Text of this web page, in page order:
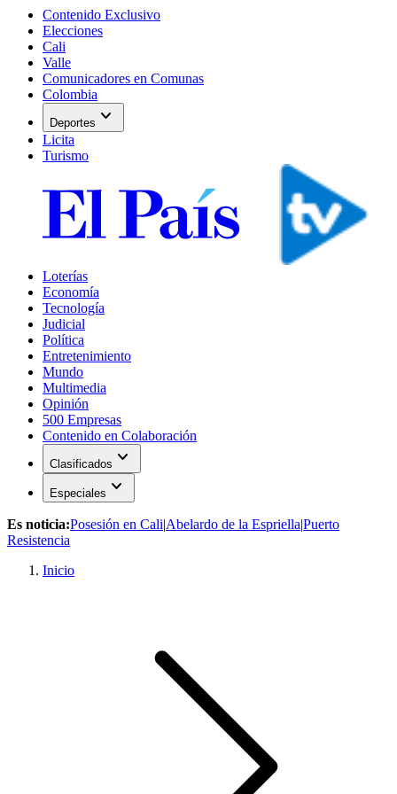
Contenido Exclusivo
Elecciones
Cali
Valle
Comunicadores en Comunas
Colombia
Deportes expand_more
Licita
Turismo
Loterías
Economía
Tecnología
Judicial
Política
Entretenimiento
Mundo
Multimedia
Opinión
500 Empresas
Contenido en Colaboración
Clasificados expand_more
Especiales expand_more
Es noticia:Posesión en Cali|Abelardo de la Espriella|Puerto
Resistencia
Inicio